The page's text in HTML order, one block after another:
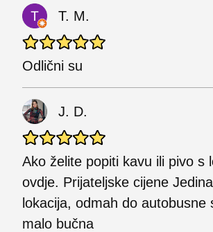
T. M.
Odlični su
J. D.
Ako želite popiti kavu ili pivo s
ovdje. Prijateljske cijene
lokacija, odmah do autobusne
malo bučna